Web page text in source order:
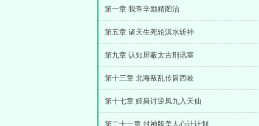
第一章 我帝辛励精图治
第五章 诸天生死轮淇水斩神
第九章 认知屏蔽太古刑讯室
第十三章 北海叛乱传旨西岐
第十七章 姬昌讨逆凤九入天仙
第二十一章 封神版美人心计计划